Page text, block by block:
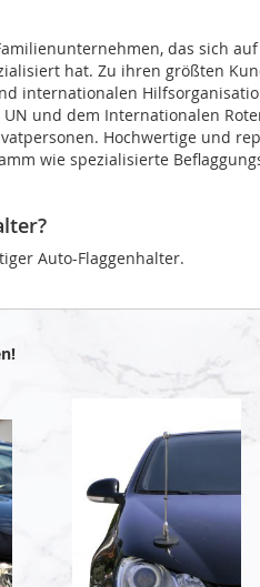
das sich
hat. Zu ihren größten
internationalen
und dem Internationalen
Hochwertige und
wie spezialisierte
Auto-Flaggenhalter.